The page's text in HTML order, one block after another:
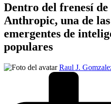
Dentro del frenesí
Anthropic, una de
emergentes de
populares
Publicado
Raul J.